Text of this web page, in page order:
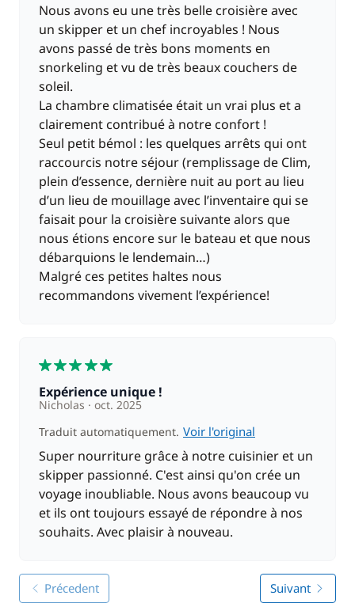
Nous avons eu une très belle croisière avec
un skipper et un chef incroyables ! Nous
avons passé de très bons moments en
snorkeling et vu de très beaux couchers de
soleil.
La chambre climatisée était un vrai plus et a
clairement contribué à notre confort !
Seul petit bémol : les quelques arrêts qui ont
raccourcis notre séjour (remplissage de Clim,
plein d’essence, dernière nuit au port au lieu
d’un lieu de mouillage avec l’inventaire qui se
faisait pour la croisière suivante alors que
nous étions encore sur le bateau et que nous
débarquions le lendemain…)
Malgré ces petites haltes nous
recommandons vivement l’expérience!
Expérience unique !
Nicholas
oct. 2025
Traduit automatiquement. Voir l'original
Super nourriture grâce à notre cuisinier et un
skipper passionné. C'est ainsi qu'on crée un
voyage inoubliable. Nous avons beaucoup vu
et ils ont toujours essayé de répondre à nos
souhaits. Avec plaisir à nouveau.
Précedent Suivant